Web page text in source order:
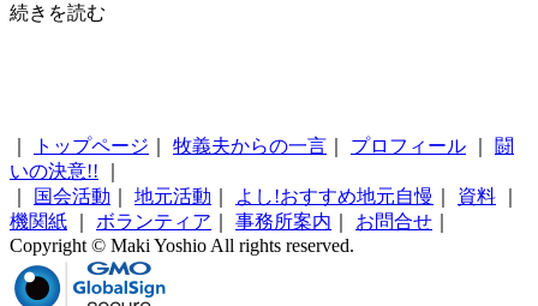
続きを読む
トップページ 牧義夫からの一言 プロフィール
闘
いの決意!!
国会活動 地元活動 よし!おすすめ地元自慢 資料
機関紙
ボランティア 事務所案内 お問合せ
Copyright © Maki Yoshio All rights reserved.